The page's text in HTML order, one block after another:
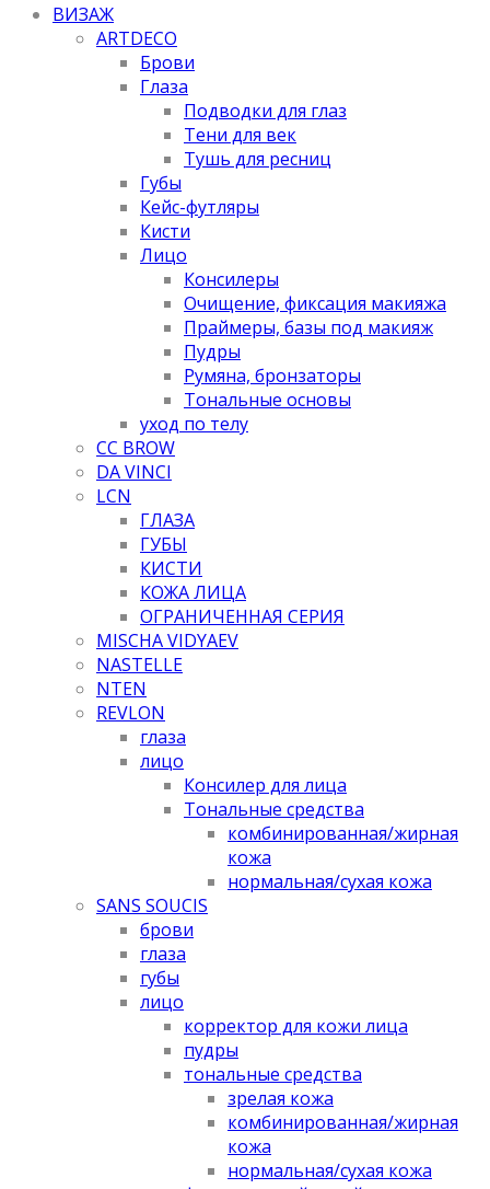
ВИЗАЖ
ARTDECO
Брови
Глаза
Подводки для глаз
Тени для век
Тушь для ресниц
Губы
Кейс-футляры
Кисти
Лицо
Консилеры
Очищение, фиксация макияжа
Праймеры, базы под макияж
Пудры
Румяна, бронзаторы
Тональные основы
уход по телу
CC BROW
DA VINCI
LCN
ГЛАЗА
ГУБЫ
КИСТИ
КОЖА ЛИЦА
ОГРАНИЧЕННАЯ СЕРИЯ
MISCHA VIDYAEV
NASTELLE
NTEN
REVLON
глаза
лицо
Консилер для лица
Тональные средства
комбинированная/жирная
кожа
нормальная/cухая кожа
SANS SOUCIS
брови
глаза
губы
лицо
корректор для кожи лица
пудры
тональные средства
зрелая кожа
комбинированная/жирная
кожа
нормальная/cухая кожа